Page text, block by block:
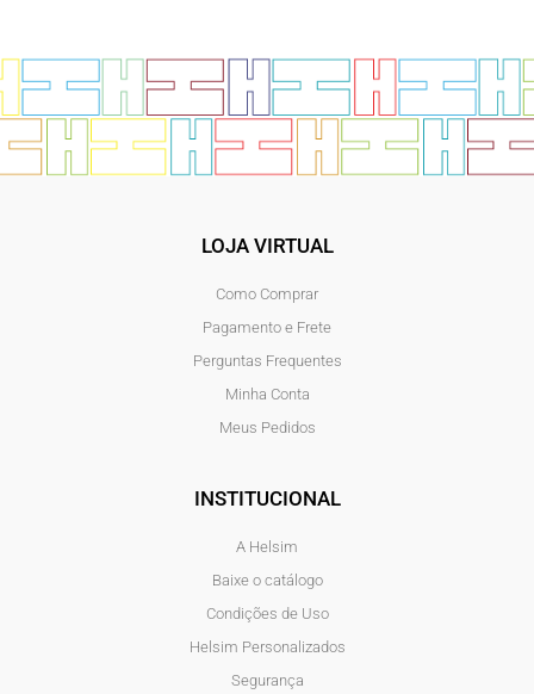
LOJA VIRTUAL
Como Comprar
Pagamento e Frete
Perguntas Frequentes
Minha Conta
Meus Pedidos
INSTITUCIONAL
A Helsim
Baixe o catálogo
Condições de Uso
Helsim Personalizados
Segurança